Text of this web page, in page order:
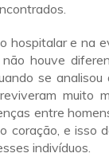
hospitalar e na
houve
se
muito
entre
coração, e isso
indivíduos.